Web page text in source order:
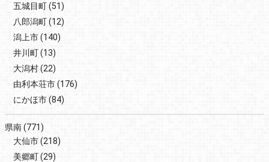
五城目町(51)
八郎潟町(12)
潟上市(140)
井川町(13)
大潟村(22)
由利本荘市(176)
にかほ市(84)
県南(771)
大仙市(218)
美郷町(29)